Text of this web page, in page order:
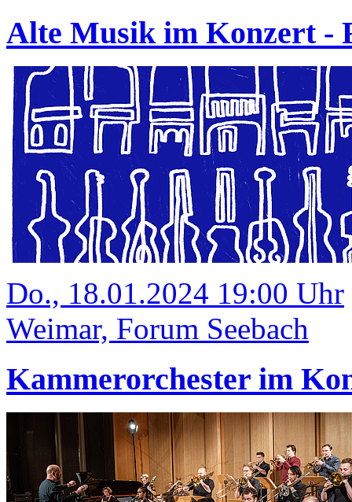
Alte Musik im Konzert -
Do., 18.01.2024 19:00 Uhr
Weimar, Forum Seebach
Kammerorchester im